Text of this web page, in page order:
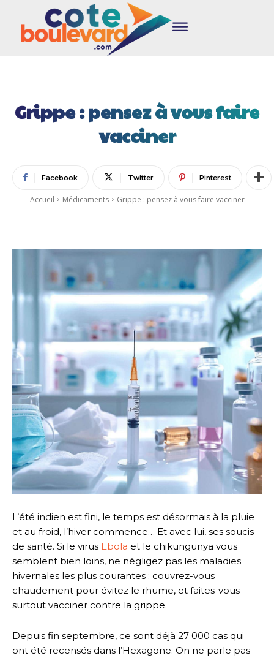
Grippe : pensez à vous faire
vacciner
Facebook Twitter Pinterest
Accueil Médicaments Grippe : pensez à vous faire vacciner
L’été indien est fini, le temps est désormais à la pluie
et au froid, l’hiver commence… Et avec lui, ses soucis
de santé. Si le virus Ebola et le chikungunya vous
semblent bien loins, ne négligez pas les maladies
hivernales les plus courantes : couvrez-vous
chaudement pour évitez le rhume, et faites-vous
surtout vacciner contre la grippe.
Depuis fin septembre, ce sont déjà 27 000 cas qui
ont été recensés dans l’Hexagone. On ne parle pas